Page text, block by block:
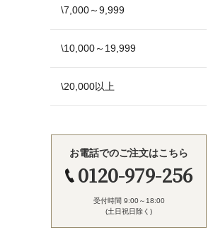
\7,000～9,999
\10,000～19,999
\20,000以上
お電話でのご注文はこちら
0120-979-256
受付時間 9:00～18:00
(土日祝日除く)